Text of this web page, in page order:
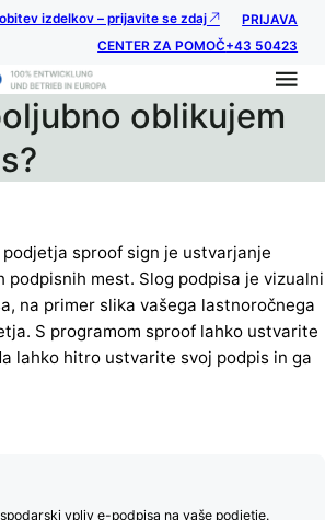
izdelkov – prijavite se zdaj
PRIJAVA
CENTER ZA POMOČ+43 50423
oblikujem
sproof sign je ustvarjanje
podpisnih mest. Slog podpisa je vizualni
na primer slika vašega lastnoročnega
S programom sproof lahko ustvarite
lahko hitro ustvarite svoj podpis in ga
vpliv e-podpisa na vaše podjetje.